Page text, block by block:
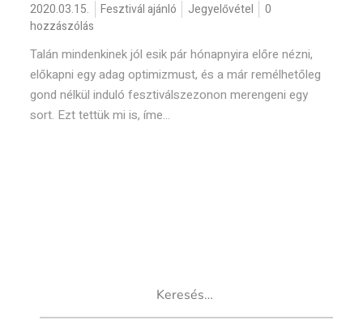
2020.03.15. Fesztivál ajánló Jegyelővétel
0
hozzászólás
Talán mindenkinek jól esik pár hónapnyira előre nézni,
előkapni egy adag optimizmust, és a már remélhetőleg
gond nélkül induló fesztiválszezonon merengeni egy
sort. Ezt tettük mi is, íme...